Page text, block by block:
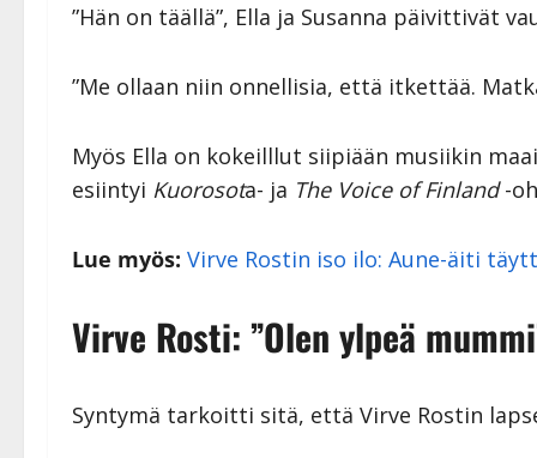
”Hän on täällä”, Ella ja Susanna päivittivät
”Me ollaan niin onnellisia, että itkettää.
Myös Ella on kokeilllut siipiään musiikin
esiintyi Kuorosota- ja The Voice of Finland-
Lue myös: Virve Rostin iso ilo: Aune-äiti
Virve Rosti: ”Olen ylpeä
Syntymä tarkoitti sitä, että Virve Rostin